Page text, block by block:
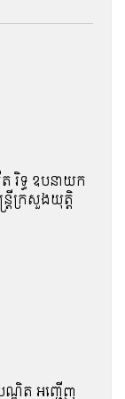
រិទ្ធ ឧបនាយក
ន្ត្រីក្រសួងយុត្តិ
ឌិត អញ្ជើញ